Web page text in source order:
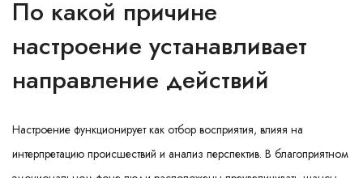
По какой причине
настроение устанавливает
направление действий
Настроение функционирует как отбор восприятия, влияя на
интерпретацию происшествий и анализ перспектив. В благоприятном